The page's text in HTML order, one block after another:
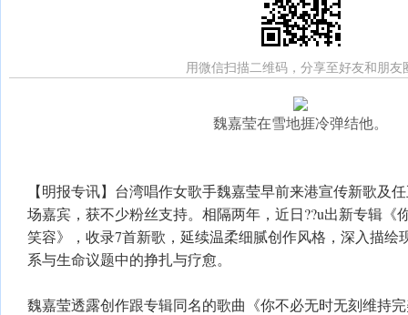
用微信扫描二维码，分享至好友和朋友
魏嘉莹在雪地捱冷弹结他。
【明报专讯】台湾唱作女歌手魏嘉莹早前来港宣传新歌及
场嘉宾，获不少粉丝支持。相隔两年，近日??u出新专辑《
笑容》，收录7首新歌，延续温柔细腻创作风格，深入描绘
系与生命议题中的挣扎与疗愈。
魏嘉莹透露创作跟专辑同名的歌曲《你不必无时无刻维持